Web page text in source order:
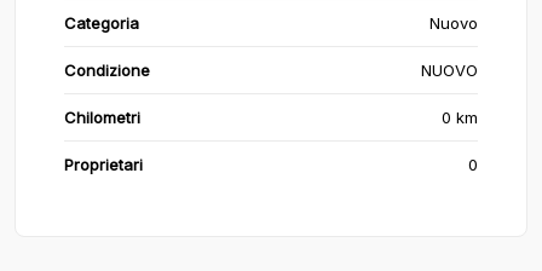
Categoria Nuovo
Condizione NUOVO
Chilometri 0 km
Proprietari 0